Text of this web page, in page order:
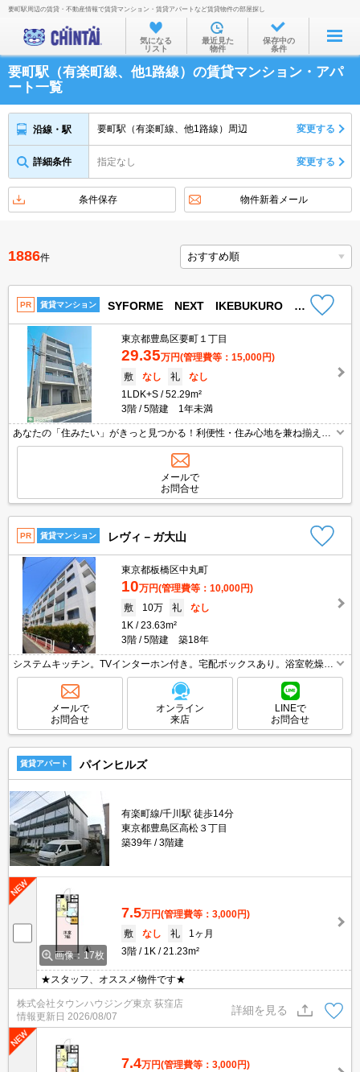
お部屋を探す
沿線・駅から
住所から
家賃相場から
不動産会社から
要町駅周辺の賃貸・不動産情報で賃貸マンション・賃貸アパートなど賃貸物件の部屋探し
気になる
リスト
最近見た
物件
保存中の
条件
要町駅（有楽町線、他1路線）の賃貸マンション・アパ
ート一覧
沿線・駅 要町駅（有楽町線、他1路線）周辺 変更する
詳細条件 指定なし 変更する
条件保存 物件新着メール
1886件
PR 賃貸マンション SYFORME NEXT IKEBUKURO WEST
東京都豊島区要町１丁目
29.35万円(管理費等：15,000円)
敷
なし 礼
なし
1LDK+S
52.29m²
3階
5階建 1年未満
あなたの「住みたい」がきっと見つかる！利便性・住み心地を兼ね揃えた
賃貸物件！お気軽にご相談ください。お部屋探しはタウンハウジングへお
メールで
お問合せ
PR 賃貸マンション レヴィ－ガ大山
東京都板橋区中丸町
10万円(管理費等：10,000円)
敷
10万 礼
なし
1K
23.63m²
3階
5階建 築18年
システムキッチン。TVインターホン付き。宅配ボックスあり。浴室乾燥機
付。1年以内の解約は違約金2ヶ月分発生。2年以内の解約は違約金1ヶ月分
発生。法人契約可。外国籍の方入居可。宅配ボックスあり。
メールで
お問合せ
オンライン
来店
LINEで
お問合せ
賃貸アパート パインヒルズ
有楽町線/千川駅 徒歩14分
東京都豊島区高松３丁目
築39年
3階建
画像：17枚
7.5万円(管理費等：3,000円)
敷
なし 礼
1ヶ月
3階
1K 21.23m²
★スタッフ、オススメ物件です★
株式会社タウンハウジング東京 荻窪店
情報更新日 2026/08/07
詳細を見る
7.4万円(管理費等：3,000円)